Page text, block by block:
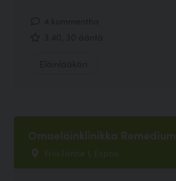
Omaeläinklinikka Remedium
Friisiläntie 1, Espoo